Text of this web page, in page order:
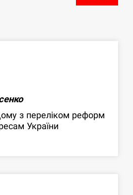
з переліком реформ
України